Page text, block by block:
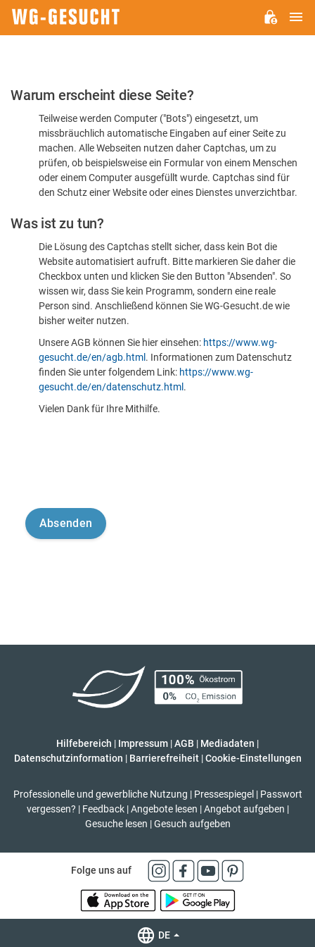
Bitte
dass
sind
Warum erscheint diese Seite?
Teilweise werden Computer ("Bots") eingesetzt, um
missbräuchlich automatische Eingaben auf einer Seite zu
machen. Alle Webseiten nutzen daher Captchas, um zu
prüfen, ob beispielsweise ein Formular von einem Menschen
oder einem Computer ausgefüllt wurde. Captchas sind für
den Schutz einer Website oder eines Dienstes unverzichtbar.
Was ist zu tun?
Die Lösung des Captchas stellt sicher, dass kein Bot die
Website automatisiert aufruft. Bitte markieren Sie daher die
Checkbox unten und klicken Sie den Button "Absenden". So
wissen wir, dass Sie kein Programm, sondern eine reale
Person sind. Anschließend können Sie WG-Gesucht.de wie
bisher weiter nutzen.
Unsere AGB können Sie hier einsehen: https://www.wg-
gesucht.de/en/agb.html . Informationen zum Datenschutz
finden Sie unter folgendem Link: https://www.wg-
gesucht.de/en/datenschutz.html .
Vielen Dank für Ihre Mithilfe.
Hilfebereich | Impressum |AGB | Mediadaten |
Datenschutzinformation | Barrierefreiheit | Cookie-Einstellungen
Professionelle und gewerbliche Nutzung | Pressespiegel | Passwort
vergessen? | Feedback | Angebote lesen | Angebot aufgeben |
Gesuche lesen | Gesuch aufgeben
Folge uns auf
DE